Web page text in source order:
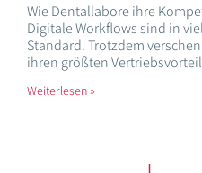
Wie Dentallabore ihre
Digitale Workflows sind in
Standard. Trotzdem
ihren größten
Weiterlesen »